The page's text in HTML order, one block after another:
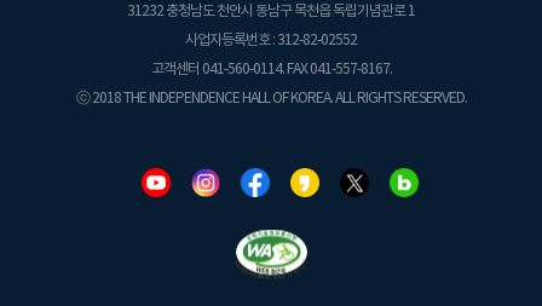
31232 충청남도 천안시 동남구 목천읍 독립기념관로 1
사업자등록번호 : 312-82-02552
고객센터 041-560-0114. FAX 041-557-8167.
ⓒ 2018 THE INDEPENDENCE HALL OF KOREA. ALL RIGHTS RESERVED.